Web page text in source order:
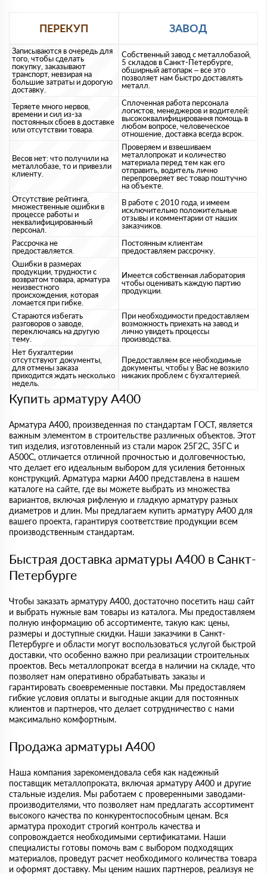
ПЕРЕКУП ЗАВОД
Записываются в очередь для
того, чтобы сделать
покупку, заказывают
транспорт, невзирая на
большие затраты и дорогую
доставку.
Собственный завод с металлобазой,
5 складов в Санкт-Петербурге,
обширный автопарк – все это
позволяет нам быстро доставлять
металл.
Теряете много нервов,
времени и сил из-за
постоянных сбоев в доставке
или отсутствии товара.
Сплоченная работа персонала
логистов, менеджеров и водителей:
высококвалифицировання помощь в
любом вопросе, человеческое
отношение, доставка всегда всрок.
Весов нет: что получили на
металлобазе, то и привезли
клиенту.
Проверяем и взвешиваем
металлопрокат и количество
материала перед тем как его
отправить, водитель лично
перепроверяет вес товар поштучно
на объекте.
Отсутствие рейтинга,
множественные ошибки в
процессе работы и
неквалифицированный
персонал.
В работе с 2010 года, и имеем
исключительно положительные
отзывы и комментарии от наших
заказчиков.
Рассрочка не
предоставляется.
Постоянным клиентам
предоставляем рассрочку.
Ошибки в размерах
продукции, трудности с
возвратом товара, арматура
неизвестного
происхождения, которая
ломается при гибке.
Имеется собственная лаборатория
чтобы оценивать каждую партию
продукции.
Стараются избегать
разговоров о заводе,
переключаясь на другую
тему.
При необходимости предоставляем
возможность приехать на завод и
лично увидеть процессы
производства.
Нет бухгалтерии
отсутствуют документы,
для отмены заказа
приходится ждать несколько
недель.
Предоставляем все необходимые
документы, чтобы у Вас не возкило
никаких проблем с бухгалтерией.
Купить арматуру А400
Арматура А400, произведенная по стандартам ГОСТ, является
важным элементом в строительстве различных объектов. Этот
тип изделия, изготовленный из стали марок 25Г2С, 35ГС и
А500С, отличается отличной прочностью и долговечностью,
что делает его идеальным выбором для усиления бетонных
конструкций. Арматура марки А400 представлена в нашем
каталоге на сайте, где вы можете выбрать из множества
вариантов, включая рифленую и гладкую арматуру разных
диаметров и длин. Мы предлагаем купить арматуру А400 для
вашего проекта, гарантируя соответствие продукции всем
производственным стандартам.
Быстрая доставка арматуры A400 в Санкт-
Петербурге
Чтобы заказать арматуру А400, достаточно посетить наш сайт
и выбрать нужные вам товары из каталога. Мы предоставляем
полную информацию об ассортименте, такую как: цены,
размеры и доступные скидки. Наши заказчики в Санкт-
Петербурге и области могут воспользоваться услугой быстрой
доставки, что особенно важно при реализации строительных
проектов. Весь металлопрокат всегда в наличии на складе, что
позволяет нам оперативно обрабатывать заказы и
гарантировать своевременные поставки. Мы предоставляем
гибкие условия оплаты и выгодные акции для постоянных
клиентов и партнеров, что делает сотрудничество с нами
максимально комфортным.
Продажа арматуры A400
Наша компания зарекомендовала себя как надежный
поставщик металлопроката, включая арматуру А400 и другие
стальные изделия. Мы работаем с проверенными заводами-
производителями, что позволяет нам предлагать ассортимент
высокого качества по конкурентоспособным ценам. Вся
арматура проходит строгий контроль качества и
сопровождается необходимыми сертификатами. Наши
специалисты готовы помочь вам с выбором подходящих
материалов, проведут расчет необходимого количества товара
и оформят доставку. Мы ценим наших партнеров, реализуя не